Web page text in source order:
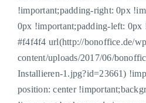
!important;padding-right: 0px
0px !important;padding-left: 0px
#f4f4f4 url(http://bonoffice.de/
content/uploads/2017/06/
Installieren-1.jpg?id=23661)
position: center